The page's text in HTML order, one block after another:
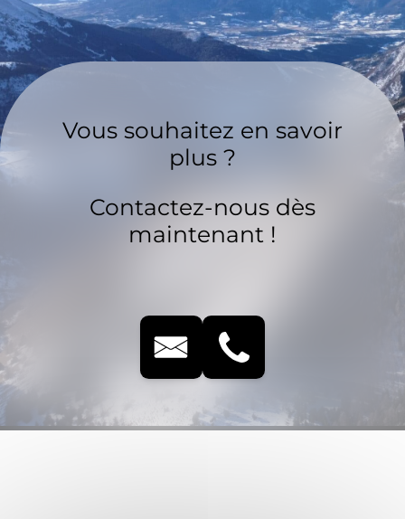
Vous souhaitez en savoir
plus ?
Contactez-nous dès
maintenant !